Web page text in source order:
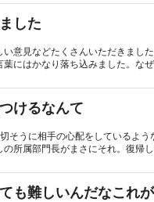
した
意見などたくさんいただきまし
にはかなり落ち込みました。な
けるなんて
そうに相手の心配をしているよ
所属部門長がまさにそれ。復帰
も難しいんだなこれが